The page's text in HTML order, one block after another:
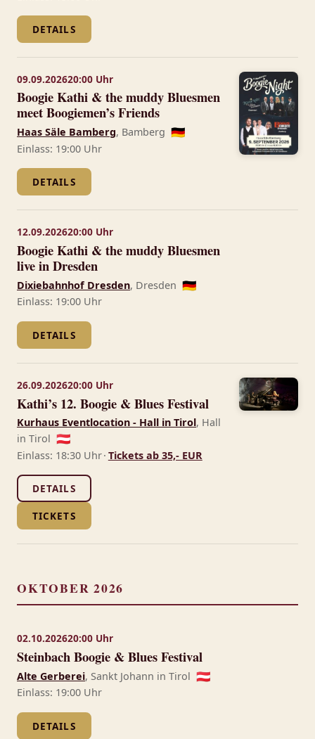
DETAILS
09.09.202620:00 Uhr
Boogie Kathi & the muddy Bluesmen
meet Boogiemen’s Friends
Haas Säle Bamberg, Bamberg 🇩🇪
Einlass: 19:00 Uhr
DETAILS
12.09.202620:00 Uhr
Boogie Kathi & the muddy Bluesmen
live in Dresden
Dixiebahnhof Dresden, Dresden 🇩🇪
Einlass: 19:00 Uhr
DETAILS
26.09.202620:00 Uhr
Kathi’s 12. Boogie & Blues Festival
Kurhaus Eventlocation - Hall in Tirol, Hall
in Tirol 🇦🇹
Einlass: 18:30 Uhr· Tickets ab 35,- EUR
DETAILS
TICKETS
OKTOBER 2026
02.10.202620:00 Uhr
Steinbach Boogie & Blues Festival
Alte Gerberei, Sankt Johann in Tirol 🇦🇹
Einlass: 19:00 Uhr
DETAILS